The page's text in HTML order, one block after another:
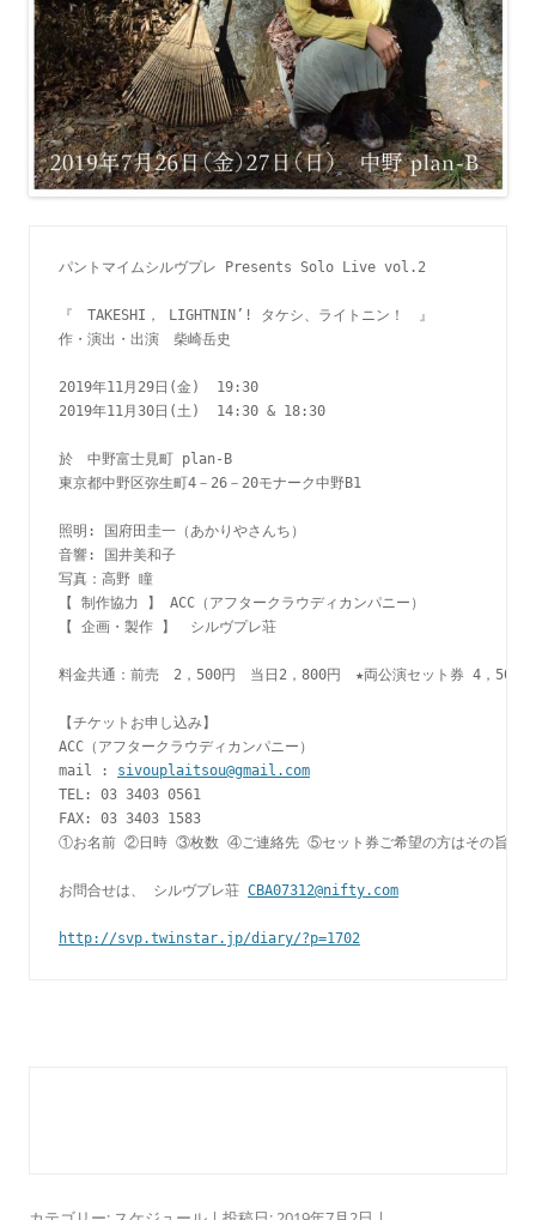
パントマイムシルヴプレ Presents Solo Live vol.2
『　TAKESHI， LIGHTNIN’! タケシ、ライトニン！　』
作・演出・出演　柴崎岳史
2019年11月29日(金)  19:30
2019年11月30日(土)  14:30 & 18:30
於　中野富士見町 plan-B
東京都中野区弥生町4－26－20モナーク中野B1
照明: 国府田圭一（あかりやさんち）
音響: 国井美和子
写真：高野 瞳
【 制作協力 】 ACC（アフタークラウディカンパニー）
【 企画・製作 】　シルヴプレ荘
料金共通：前売　2，500円　当日2，800円　★両公演セット券 4，500円
【チケットお申し込み】
ACC（アフタークラウディカンパニー）
mail : sivouplaitsou@gmail.com
TEL: 03 3403 0561
FAX: 03 3403 1583
①お名前 ②日時 ③枚数 ④ご連絡先 ⑤セット券ご希望の方はその旨、お
お問合せは、 シルヴプレ荘 CBA07312@nifty.com
http://svp.twinstar.jp/diary/?p=1702